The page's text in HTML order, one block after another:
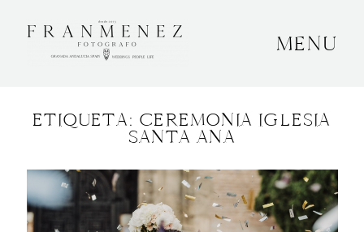
MENU
ETIQUETA: CEREMONIA IGLESIA
SANTA ANA
SOBRE MÍ
CONTACTO